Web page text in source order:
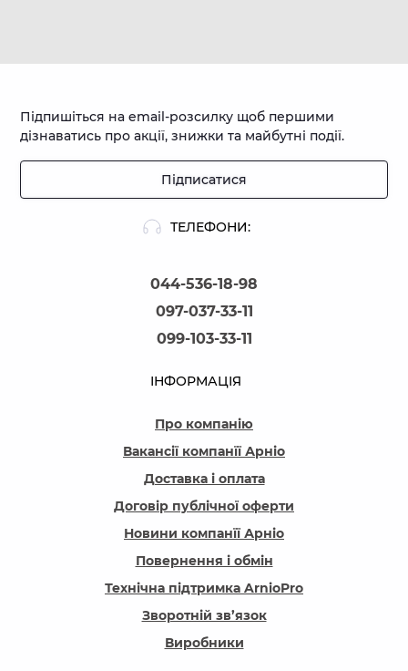
ТЕЛЕФОНИ:
044-536-18-98
097-037-33-11
099-103-33-11
Підпишіться на email-розсилку щоб першими
дізнаватись про акції, знижки та майбутні події.
Підписатися
ІНФОРМАЦІЯ
Про компанію
Вакансії компанїї Арніо
Доставка і оплата
Договір публічної оферти
Новини компанїї Арніо
Повернення і обмін
Технічна підтримка ArnioPro
Зворотній зв’язок
Виробники